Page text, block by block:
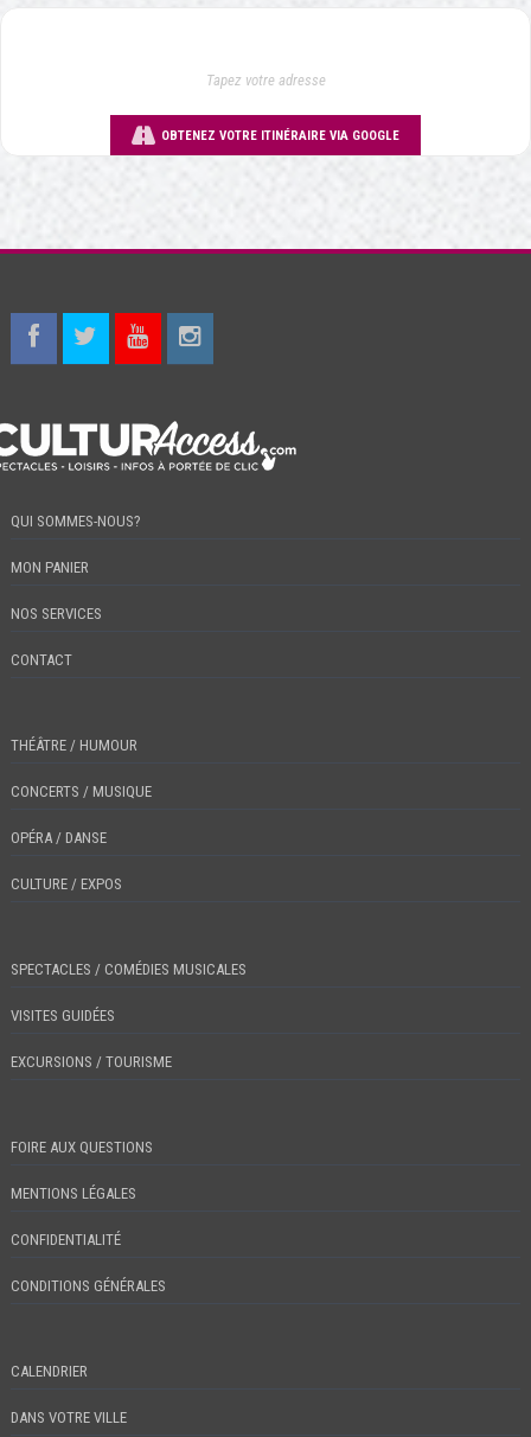
OBTENEZ VOTRE ITINÉRAIRE VIA GOOGLE
QUI SOMMES-NOUS?
MON PANIER
NOS SERVICES
CONTACT
THÉÂTRE / HUMOUR
CONCERTS / MUSIQUE
OPÉRA / DANSE
CULTURE / EXPOS
SPECTACLES / COMÉDIES MUSICALES
VISITES GUIDÉES
EXCURSIONS / TOURISME
FOIRE AUX QUESTIONS
MENTIONS LÉGALES
CONFIDENTIALITÉ
CONDITIONS GÉNÉRALES
CALENDRIER
DANS VOTRE VILLE